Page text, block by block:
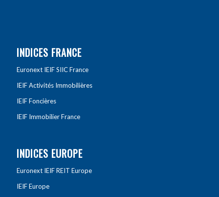
INDICES FRANCE
Euronext IEIF SIIC France
IEIF Activités Immobilières
IEIF Foncières
IEIF Immobilier France
INDICES EUROPE
Euronext IEIF REIT Europe
IEIF Europe